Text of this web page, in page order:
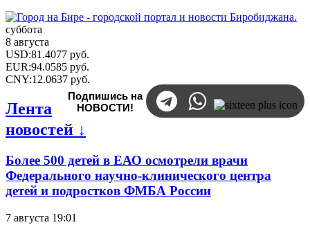
суббота
8 августа
USD:81.4077 руб.
EUR:94.0585 руб.
CNY:12.0637 руб.
Подпишись на
НОВОСТИ!
Лента
новостей ↓
Более 500 детей в ЕАО осмотрели врачи
Федерального научно-клинического центра
детей и подростков ФМБА России
7 августа 19:01